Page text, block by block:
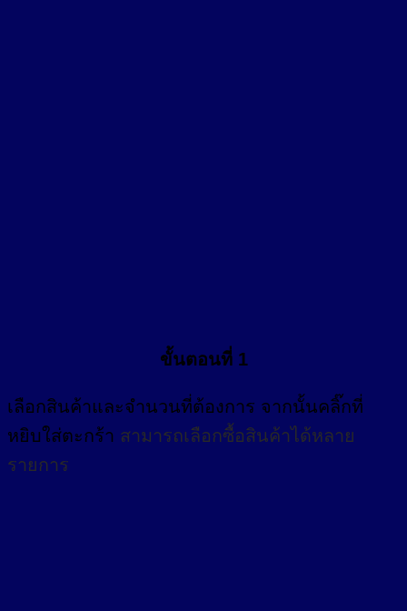
ขั้นตอนที่ 1
เลือกสินค้าและจำนวนที่ต้องการ จากนั้นคลิ๊กที่
หยิบใส่ตะกร้า สามารถเลือกซื้อสินค้าได้หลาย
รายการ